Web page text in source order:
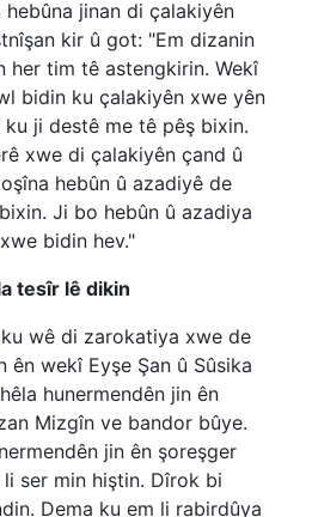
jinan di çalakiyên
kir û got: "Em dizanin
her tim tê astengkirin. Wekî
bidin ku çalakiyên xwe yên
ji destê me tê pêş bixin.
xwe di çalakiyên çand û
hebûn û azadiyê de
Ji bo hebûn û azadiya
bidin hev."
tesîr lê dikin
wê di zarokatiya xwe de
ên wekî Eyşe Şan û Sûsika
hunermendên jin ên
Mizgîn ve bandor bûye.
jin ên şoreşger
ser min hiştin. Dîrok bi
Dema ku em li rabirdûya